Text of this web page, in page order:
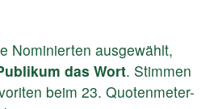
Nominierten ausgewählt,
das Wort. Stimmen
beim 23. Quotenmeter-